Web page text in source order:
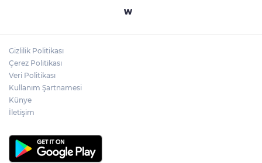
Gizlilik Politikası
Çerez Politikası
Veri Politikası
Kullanım Şartnamesi
Künye
İletişim